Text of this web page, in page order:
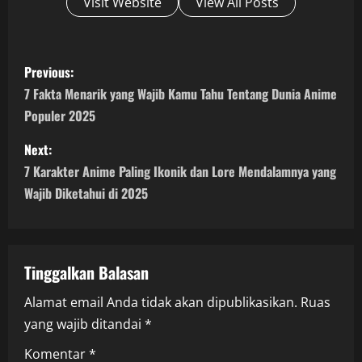
P
o
s
t
n
v
i
g
Previous:
7 Fakta Menarik yang Wajib Kamu Tahu Tentang Dunia Anime
Populer 2025
Next:
7 Karakter Anime Paling Ikonik dan Lore Mendalamnya yang
Wajib Diketahui di 2025
Tinggalkan Balasan
Alamat email Anda tidak akan dipublikasikan. Ruas
yang wajib ditandai *
Komentar*